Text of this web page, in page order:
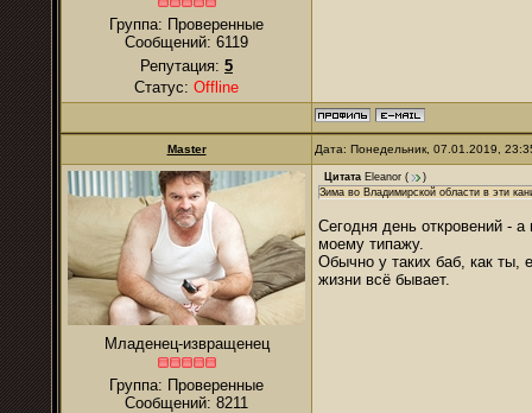
Группа: Проверенные
Сообщений: 6119
Репутация: 5
Статус: Offline
Master Дата: Понедельник, 07.01.2019,
Младенец-извращенец
Группа: Проверенные
Сообщений: 8211
Цитата Eleanor (
)
Зима во Владимирской области в эти
Сегодня день откровений -
моему типажу.
Обычно у таких баб, как ты,
жизни всё бывает.